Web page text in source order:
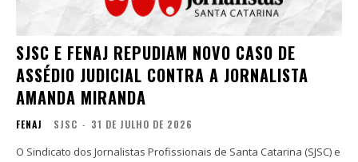
SJSC E FENAJ REPUDIAM NOVO CASO DE
ASSÉDIO JUDICIAL CONTRA A JORNALISTA
AMANDA MIRANDA
FENAJ SJSC - 31 DE JULHO DE 2026
O Sindicato dos Jornalistas Profissionais de Santa Catarina (SJSC) e